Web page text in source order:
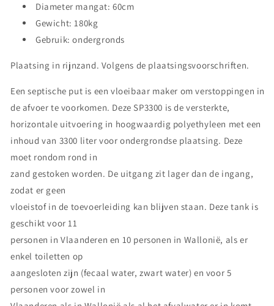
Diameter mangat: 60cm
Gewicht: 180kg
Gebruik: ondergronds
Plaatsing in rijnzand. Volgens de plaatsingsvoorschriften.
Een septische put is een vloeibaar maker om verstoppingen in
de afvoer te voorkomen. Deze SP3300 is de versterkte,
horizontale uitvoering in hoogwaardig polyethyleen met een
inhoud van 3300 liter voor ondergrondse plaatsing. Deze
moet rondom rond in
zand gestoken worden. De uitgang zit lager dan de ingang,
zodat er geen
vloeistof in de toevoerleiding kan blijven staan. Deze tank is
geschikt voor 11
personen in Vlaanderen en 10 personen in Wallonië, als er
enkel toiletten op
aangesloten zijn (fecaal water, zwart water) en voor 5
personen voor zowel in